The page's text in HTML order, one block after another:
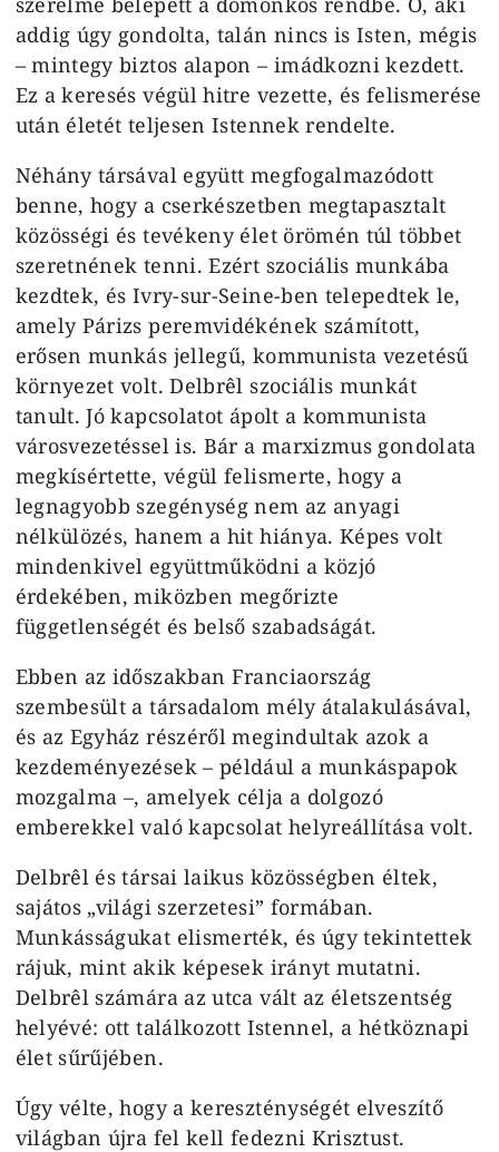
addig úgy gondolta, talán nincs is Isten, mégis
– mintegy biztos alapon – imádkozni kezdett.
Ez a keresés végül hitre vezette, és felismerése
után életét teljesen Istennek rendelte.
Néhány társával együtt megfogalmazódott
benne, hogy a cserkészetben megtapasztalt
közösségi és tevékeny élet örömén túl többet
szeretnének tenni. Ezért szociális munkába
kezdtek, és Ivry-sur-Seine-ben telepedtek le,
amely Párizs peremvidékének számított,
erősen munkás jellegű, kommunista vezetésű
környezet volt. Delbrêl szociális munkát
tanult. Jó kapcsolatot ápolt a kommunista
városvezetéssel is. Bár a marxizmus gondolata
megkísértette, végül felismerte, hogy a
legnagyobb szegénység nem az anyagi
nélkülözés, hanem a hit hiánya. Képes volt
mindenkivel együttműködni a közjó
érdekében, miközben megőrizte
függetlenségét és belső szabadságát.
Ebben az időszakban Franciaország
szembesült a társadalom mély átalakulásával,
és az Egyház részéről megindultak azok a
kezdeményezések – például a munkáspapok
mozgalma –, amelyek célja a dolgozó
emberekkel való kapcsolat helyreállítása volt.
Delbrêl és társai laikus közösségben éltek,
sajátos „világi szerzetesi” formában.
Munkásságukat elismerték, és úgy tekintettek
rájuk, mint akik képesek irányt mutatni.
Delbrêl számára az utca vált az életszentség
helyévé: ott találkozott Istennel, a hétköznapi
élet sűrűjében.
Úgy vélte, hogy a kereszténységét elveszítő
világban újra fel kell fedezni Krisztust.